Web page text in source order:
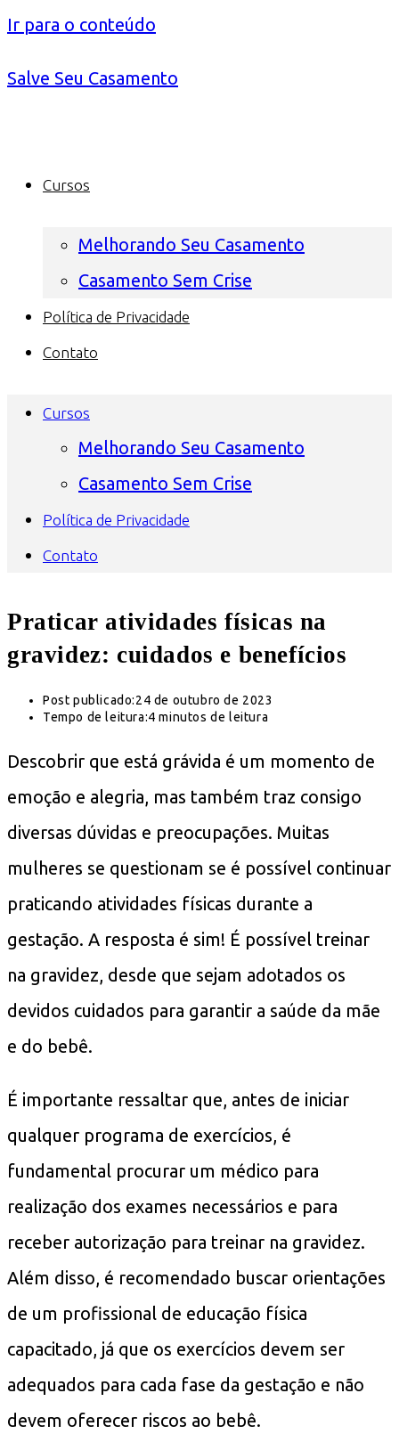
Ir para o conteúdo
Salve Seu Casamento
Cursos
Melhorando Seu Casamento
Casamento Sem Crise
Política de Privacidade
Contato
Cursos
Melhorando Seu Casamento
Casamento Sem Crise
Política de Privacidade
Contato
Praticar atividades físicas na
gravidez: cuidados e benefícios
Post publicado:24 de outubro de 2023
Tempo de leitura:4 minutos de leitura
Descobrir que está grávida é um momento de
emoção e alegria, mas também traz consigo
diversas dúvidas e preocupações. Muitas
mulheres se questionam se é possível continuar
praticando atividades físicas durante a
gestação. A resposta é sim! É possível treinar
na gravidez, desde que sejam adotados os
devidos cuidados para garantir a saúde da mãe
e do bebê.
É importante ressaltar que, antes de iniciar
qualquer programa de exercícios, é
fundamental procurar um médico para
realização dos exames necessários e para
receber autorização para treinar na gravidez.
Além disso, é recomendado buscar orientações
de um profissional de educação física
capacitado, já que os exercícios devem ser
adequados para cada fase da gestação e não
devem oferecer riscos ao bebê.